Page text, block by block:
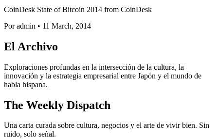
CoinDesk State of Bitcoin 2014 from CoinDesk
Por admin • 11 March, 2014
El Archivo
Exploraciones profundas en la intersección de la cultura, la
innovación y la estrategia empresarial entre Japón y el mundo de
habla hispana.
The Weekly Dispatch
Una carta curada sobre cultura, negocios y el arte de vivir bien. Sin
ruido, solo señal.